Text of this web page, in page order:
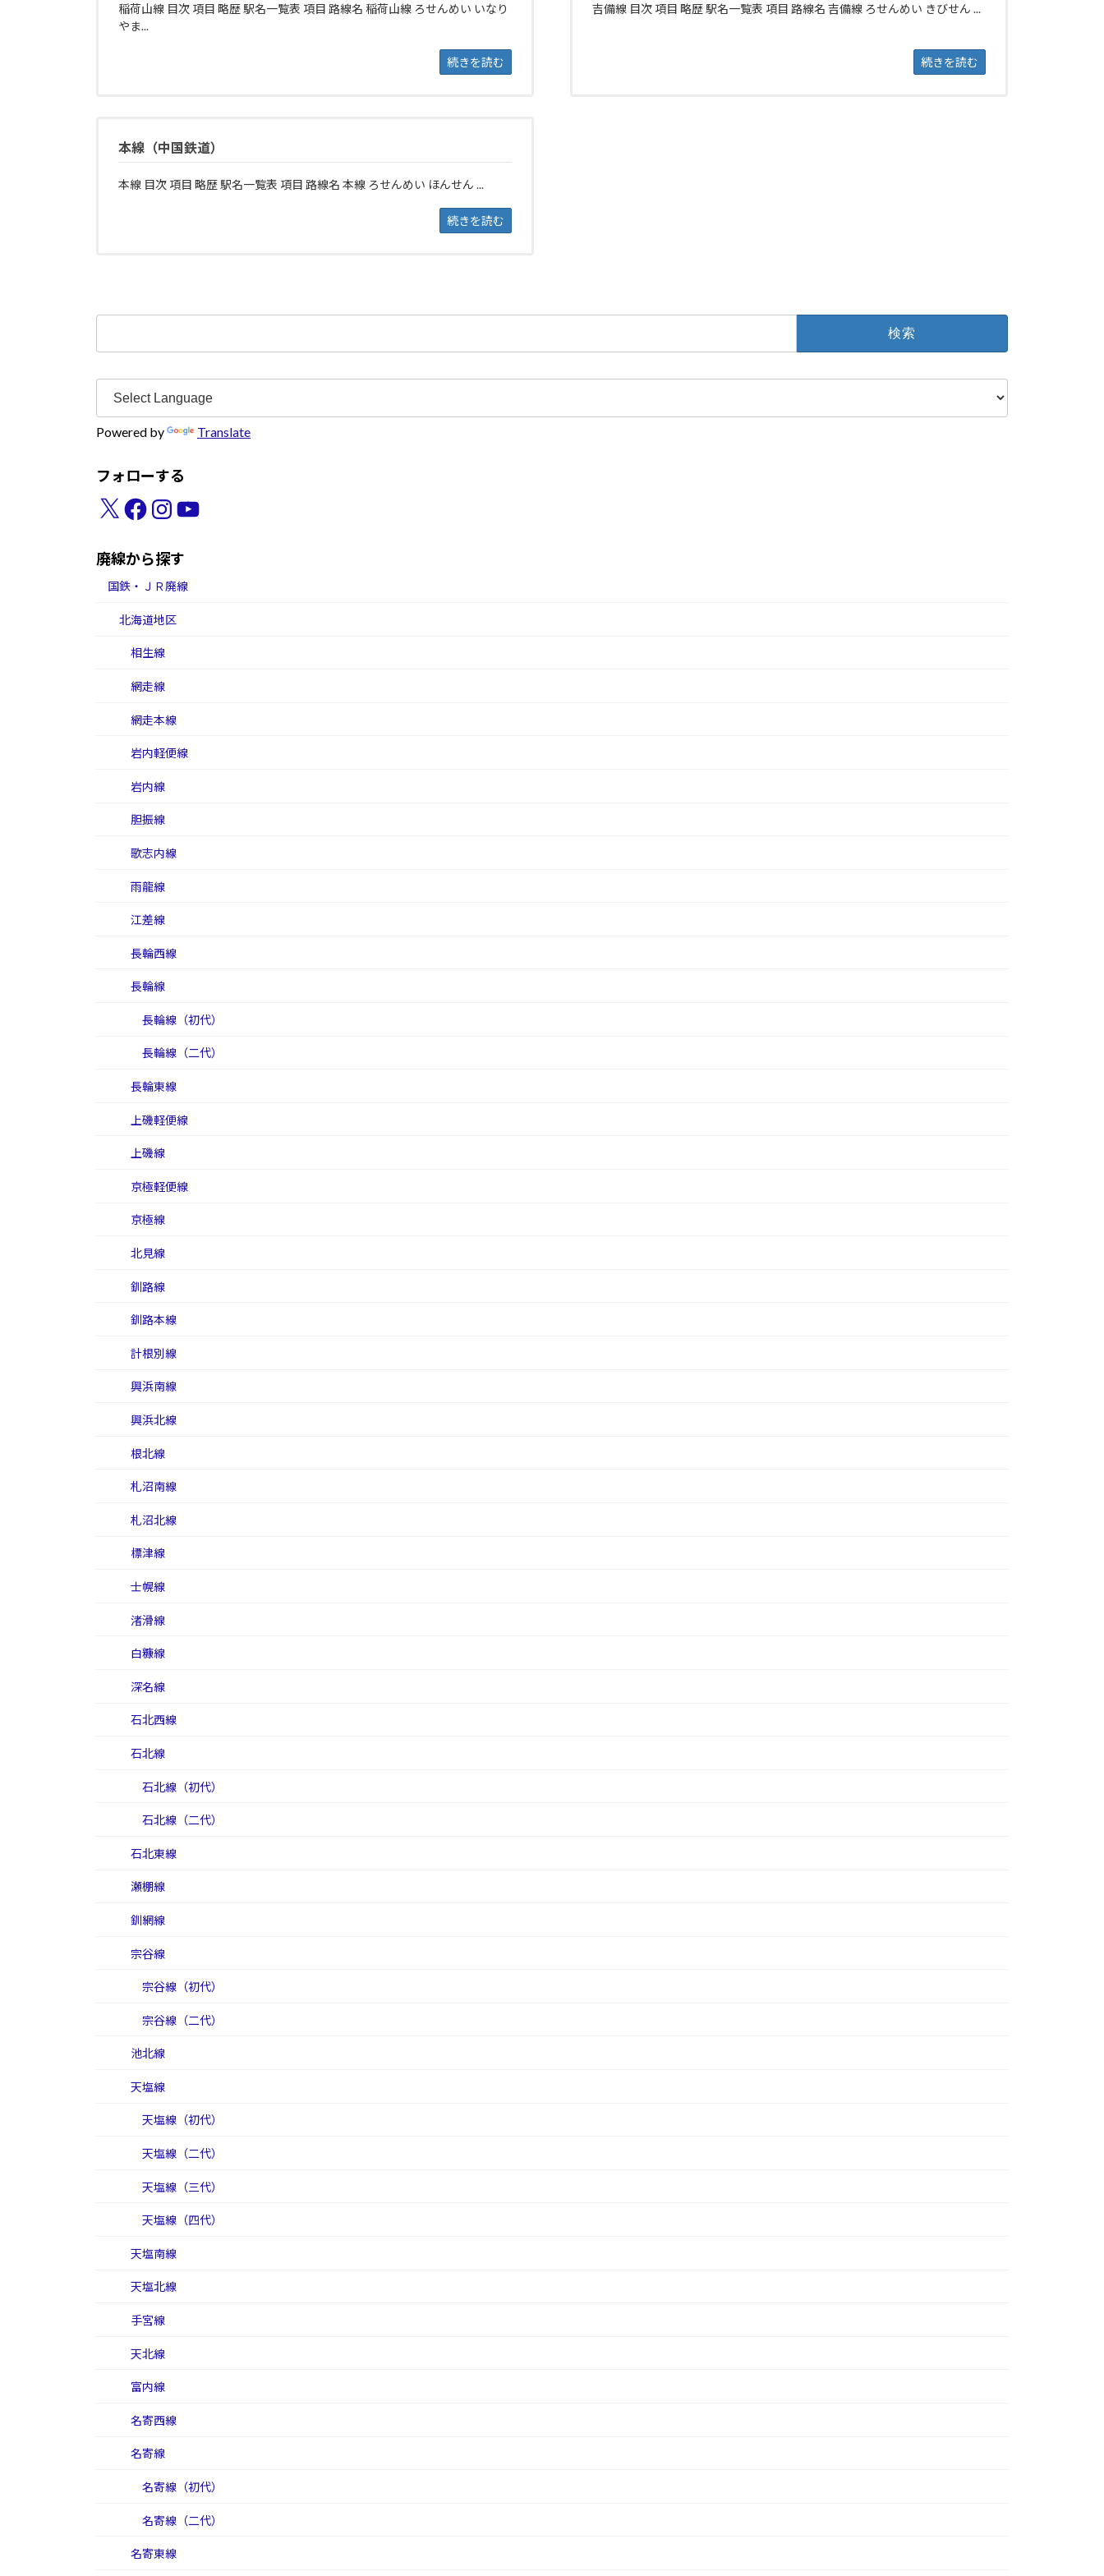
稲荷山線 目次 項目 略歴 駅名一覧表 項目 路線名 稲荷山線 ろせんめい いなり
やま...
続きを読む
吉備線 目次 項目 略歴 駅名一覧表 項目 路線名 吉備線 ろせんめい きびせん ...
続きを読む
本線（中国鉄道）
本線 目次 項目 略歴 駅名一覧表 項目 路線名 本線 ろせんめい ほんせん ...
続きを読む
Powered by Translate
フォローする
X Facebook
Instagram
YouTube
廃線から探す
国鉄・ＪＲ廃線
北海道地区
相生線
網走線
網走本線
岩内軽便線
岩内線
胆振線
歌志内線
雨龍線
江差線
長輪西線
長輪線
長輪線（初代）
長輪線（二代）
長輪東線
上磯軽便線
上磯線
京極軽便線
京極線
北見線
釧路線
釧路本線
計根別線
興浜南線
興浜北線
根北線
札沼南線
札沼北線
標津線
士幌線
渚滑線
白糠線
深名線
石北西線
石北線
石北線（初代）
石北線（二代）
石北東線
瀬棚線
釧網線
宗谷線
宗谷線（初代）
宗谷線（二代）
池北線
天塩線
天塩線（初代）
天塩線（二代）
天塩線（三代）
天塩線（四代）
天塩南線
天塩北線
手宮線
天北線
富内線
名寄西線
名寄線
名寄線（初代）
名寄線（二代）
名寄東線